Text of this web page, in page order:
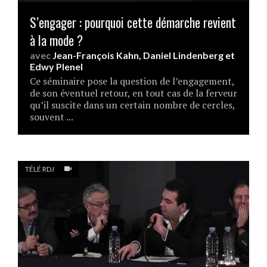
S’engager : pourquoi cette démarche revient
à la mode ?
avec Jean-François Kahn, Daniel Lindenberg et
Edwy Plenel
Ce séminaire pose la question de l’engagement,
de son éventuel retour, en tout cas de la ferveur
qu’il suscite dans un certain nombre de cercles,
souvent ...
TÉLÉ RDJ